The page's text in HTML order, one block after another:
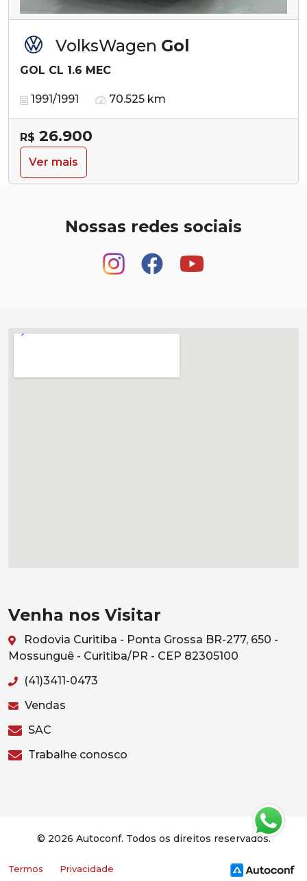
VolksWagen Gol
GOL CL 1.6 MEC
1991/1991 70.525 km
R$ 26.900
Ver mais
Nossas redes sociais
Venha nos Visitar
Rodovia Curitiba - Ponta Grossa BR-277, 650 -
Mossunguê - Curitiba/PR - CEP 82305100
(41)3411-0473
Vendas
SAC
Trabalhe conosco
© 2026 Autoconf. Todos os direitos reservados.
Termos Privacidade